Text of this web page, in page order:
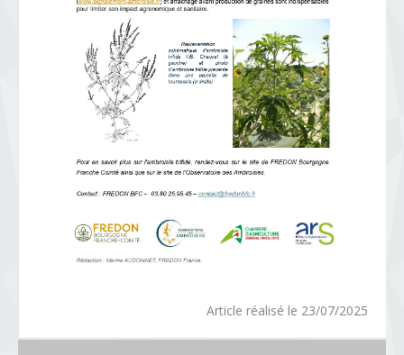
Article réalisé le 23/07/2025